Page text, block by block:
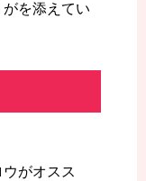
を添えてい
がオスス